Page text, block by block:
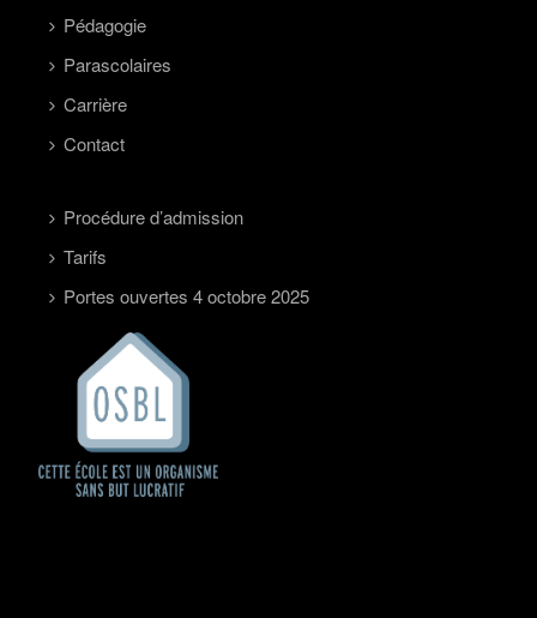
Pédagogie
Parascolaires
Carrière
Contact
Procédure d’admission
Tarifs
Portes ouvertes 4 octobre 2025